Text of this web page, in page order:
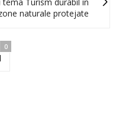
naturale protejate
0